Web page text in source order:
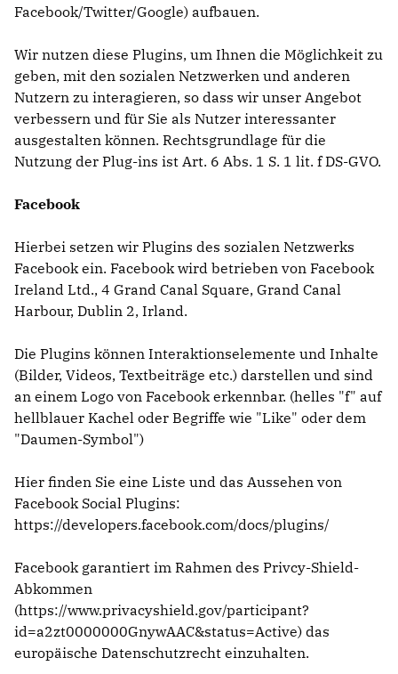
Facebook/Twitter/Google) aufbauen.
Wir nutzen diese Plugins, um Ihnen die Möglichkeit zu
geben, mit den sozialen Netzwerken und anderen
Nutzern zu interagieren, so dass wir unser Angebot
verbessern und für Sie als Nutzer interessanter
ausgestalten können. Rechtsgrundlage für die
Nutzung der Plug-ins ist Art. 6 Abs. 1 S. 1 lit. f DS-GVO.
Facebook
Hierbei setzen wir Plugins des sozialen Netzwerks
Facebook ein. Facebook wird betrieben von Facebook
Ireland Ltd., 4 Grand Canal Square, Grand Canal
Harbour, Dublin 2, Irland.
Die Plugins können Interaktionselemente und Inhalte
(Bilder, Videos, Textbeiträge etc.) darstellen und sind
an einem Logo von Facebook erkennbar. (helles "f" auf
hellblauer Kachel oder Begriffe wie "Like" oder dem
"Daumen-Symbol")
Hier finden Sie eine Liste und das Aussehen von
Facebook Social Plugins:
https://developers.facebook.com/docs/plugins/
Facebook garantiert im Rahmen des Privcy-Shield-
Abkommen
(https://www.privacyshield.gov/participant?
id=a2zt0000000GnywAAC&status=Active) das
europäische Datenschutzrecht einzuhalten.